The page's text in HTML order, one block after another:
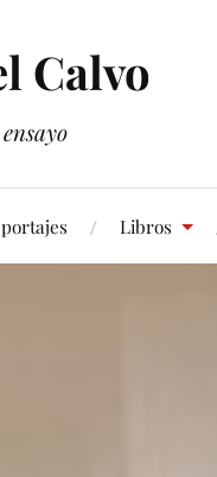
Calvo
Libros